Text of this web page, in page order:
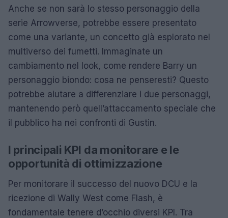
Anche se non sarà lo stesso personaggio della
serie Arrowverse, potrebbe essere presentato
come una variante, un concetto già esplorato nel
multiverso dei fumetti. Immaginate un
cambiamento nel look, come rendere Barry un
personaggio biondo: cosa ne penseresti? Questo
potrebbe aiutare a differenziare i due personaggi,
mantenendo però quell’attaccamento speciale che
il pubblico ha nei confronti di Gustin.
I principali KPI da monitorare e le
opportunità di ottimizzazione
Per monitorare il successo del nuovo DCU e la
ricezione di Wally West come Flash, è
fondamentale tenere d’occhio diversi KPI. Tra